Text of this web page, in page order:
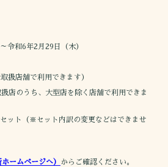
和6年2月29日（木）
店舗で利用できます）
のうち、大型店を除く店舗で利用できま
※セット内訳の変更などはできませ
ームページへ） からご確認ください。